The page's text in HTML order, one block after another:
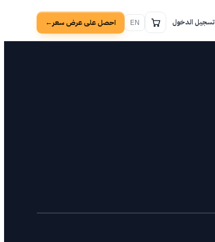
تسجيل الدخول EN احصل على عرض سعر→